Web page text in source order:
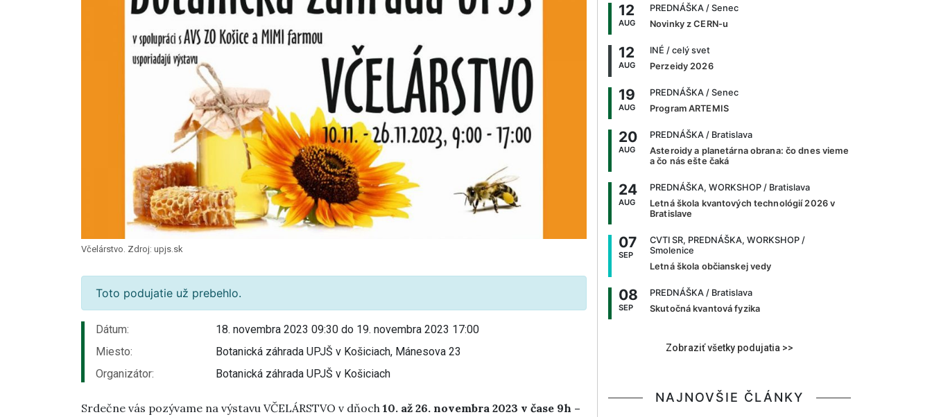
Včelárstvo. Zdroj: upjs.sk
Toto podujatie už prebehlo.
Dátum:
18. novembra 2023 09:30 do 19. novembra 2023 17:00
Miesto:
Botanická záhrada UPJŠ v Košiciach, Mánesova 23
Organizátor:
Botanická záhrada UPJŠ v Košiciach
Srdečne vás pozývame na výstavu VČELÁRSTVO v dňoch 10. až 26. novembra 2023 v čase 9h –
12
AUG
PREDNÁŠKA / Senec
Novinky z CERN-u
12
AUG
INÉ / celý svet
Perzeidy 2026
19
AUG
PREDNÁŠKA / Senec
Program ARTEMIS
20
AUG
PREDNÁŠKA / Bratislava
Asteroidy a planetárna obrana: čo dnes vieme
a čo nás ešte čaká
24
AUG
PREDNÁŠKA, WORKSHOP / Bratislava
Letná škola kvantových technológií 2026 v
Bratislave
07
SEP
CVTI SR, PREDNÁŠKA, WORKSHOP /
Smolenice
Letná škola občianskej vedy
08
SEP
PREDNÁŠKA / Bratislava
Skutočná kvantová fyzika
Zobraziť všetky podujatia >>
NAJNOVŠIE ČLÁNKY